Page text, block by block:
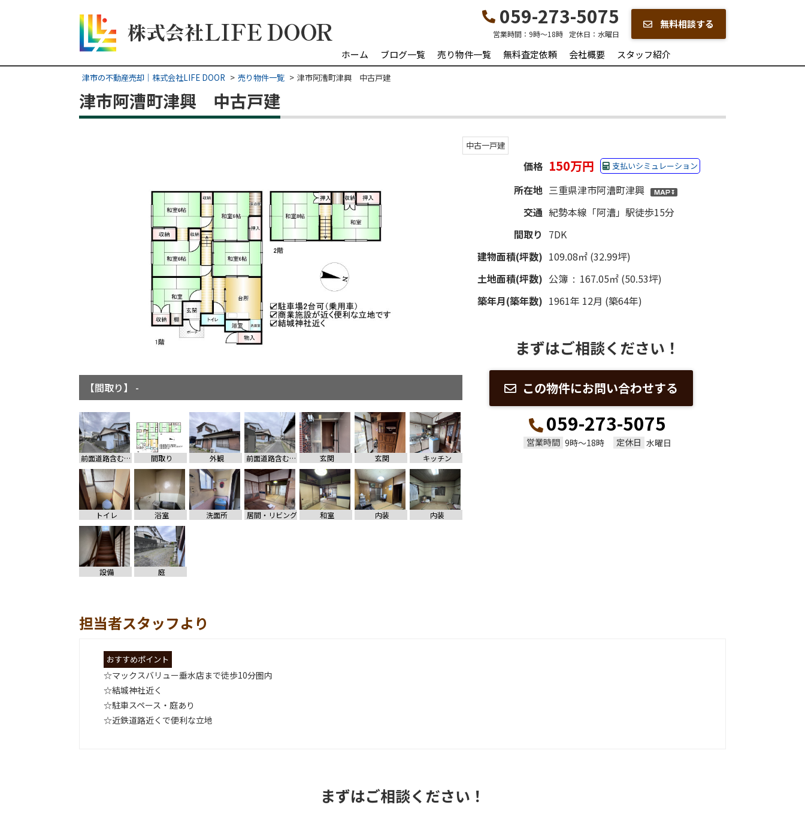
059-273-5075
営業時間： 9時～18時 定休日： 水曜日
無料相談する
ホーム ブログ一覧 売り物件一覧 無料査定依頼 会社概要 スタッフ紹介
津市の不動産売却｜株式会社LIFE DOOR 売り物件一覧 津市阿漕町津興 中古戸建
津市阿漕町津興 中古戸建
【間取り】 -
【外観】 -
前面道路含む現地写真 間取り 外観 前面道路含む現地写真 玄関 玄関 キッチン
トイレ 浴室 洗面所 居間・リビング 和室 内装 内装
設備 庭
中古一戸建
価格 150万円 支払いシミュレーション
所在地 三重県津市阿漕町津興
交通 紀勢本線「阿漕」駅徒歩15分
間取り 7DK
建物面積(坪数) 109.08㎡ (32.99坪)
土地面積(坪数) 公簿 : 167.05㎡ (50.53坪)
築年月(築年数) 1961年 12月 (築64年)
まずはご相談ください！
この物件にお問い合わせする
059-273-5075
営業時間 9時～18時 定休日 水曜日
担当者スタッフより
おすすめポイント
☆マックスバリュー垂水店まで徒歩10分圏内
☆結城神社近く
☆駐車スペース・庭あり
☆近鉄道路近くで便利な立地
まずはご相談ください！